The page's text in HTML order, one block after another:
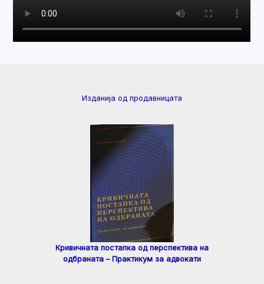
Изданија од продавницата
Кривичната постапка од перспектива на
одбраната – Практикум за адвокати